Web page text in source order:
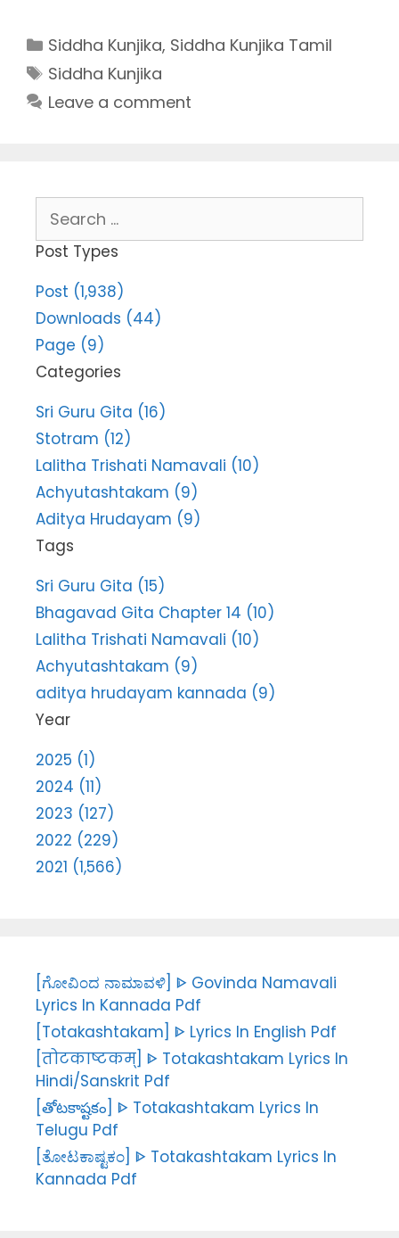
Categories
Siddha Kunjika, Siddha Kunjika Tamil
Tags
Siddha Kunjika
Leave a comment
for:
Post Types
Post (1,938)
Downloads (44)
Page (9)
Categories
Sri Guru Gita (16)
Stotram (12)
Lalitha Trishati Namavali (10)
Achyutashtakam (9)
Aditya Hrudayam (9)
Tags
Sri Guru Gita (15)
Bhagavad Gita Chapter 14 (10)
Lalitha Trishati Namavali (10)
Achyutashtakam (9)
aditya hrudayam kannada (9)
Year
2025 (1)
2024 (11)
2023 (127)
2022 (229)
2021 (1,566)
[ಗೋವಿಂದ ನಾಮಾವಳಿ] ᐈ Govinda Namavali
Lyrics In Kannada Pdf
[Totakashtakam] ᐈ Lyrics In English Pdf
[तोटकाष्टकम्] ᐈ Totakashtakam Lyrics In
Hindi/Sanskrit Pdf
[తోటకాష్టకం] ᐈ Totakashtakam Lyrics In
Telugu Pdf
[ತೋಟಕಾಷ್ಟಕಂ] ᐈ Totakashtakam Lyrics In
Kannada Pdf